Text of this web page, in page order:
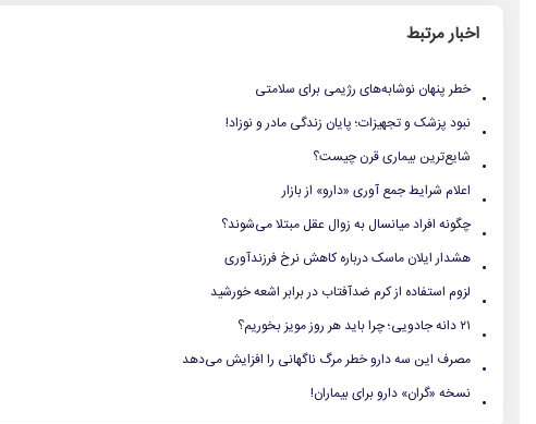
اخبار مرتبط
. خطر پنهان نوشابه‌های رژیمی برای سلامتی
. نبود پزشک و تجهیزات؛ پایان زندگی مادر و نوزاد!
. شایع‌ترین بیماری قرن چیست؟
. اعلام شرایط جمع آوری «دارو» از بازار
. چگونه افراد میانسال به زوال عقل مبتلا می‌شوند؟
. هشدار ایلان ماسک درباره کاهش نرخ فرزندآوری
. لزوم استفاده از کرم ضدآفتاب در برابر اشعه خورشید
. ۲۱ دانه جادویی؛ چرا باید هر روز مویز بخوریم؟
. مصرف این سه دارو خطر مرگ ناگهانی را افزایش می‌دهد
. نسخه «گران» دارو برای بیماران!